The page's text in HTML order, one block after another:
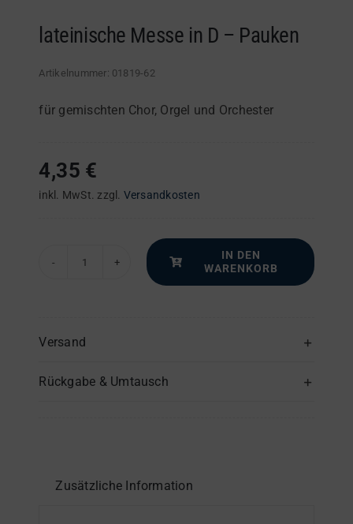
lateinische Messe in D – Pauken
Artikelnummer: 01819-62
für gemischten Chor, Orgel und Orchester
4,35 €
inkl. MwSt. zzgl. Versandkosten
D
Pauken
IN DEN
WARENKORB
Versand
Rückgabe & Umtausch
Zusätzliche Information